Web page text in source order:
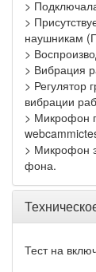
>
>
наушникам
>
> Вибрация
> Регулятор
вибрации
> Микрофон
> Микрофон
фона.
Тест на